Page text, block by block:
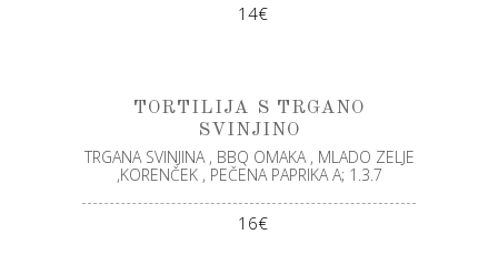
14€
TORTILIJA S TRGANO
SVINJINO
TRGANA SVINJINA , BBQ OMAKA , MLADO ZELJE
,KORENČEK , PEČENA PAPRIKA A; 1.3.7
16€